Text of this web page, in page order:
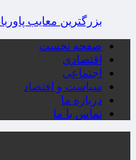
بزرگترین معایب
صفحه نخست
اقتصادی
اجتماعی
سیاست و اقتصاد
درباره ما
تماس با ما